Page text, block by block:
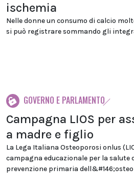
ischemia
Nelle donne un consumo di calcio
si può registrare sommando gli
GOVERNO E PARLAMENTO
Campagna LIOS per
a madre e figlio
La Lega Italiana Osteoporosi onlus
campagna educazionale per la salute
prevenzione primaria